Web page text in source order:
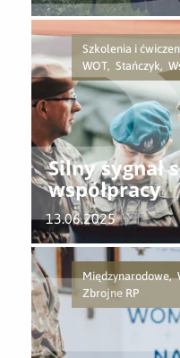
Szkolenia i
WOT, Stańczyk,
Silny sygnał
współpracy
13.06.2025
Międzynarodowe,
Zbrojne RP